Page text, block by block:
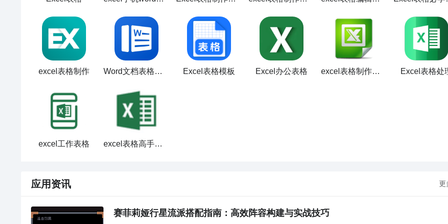
excel表格制作 Word文档表格编辑 Excel表格模板 Excel办公表格 excel表格制作知识 Excel表格处
excel工作表格 excel表格高手速成
应用资讯 更
赛菲莉娅行星流派搭配指南：高效阵容构建与实战技巧